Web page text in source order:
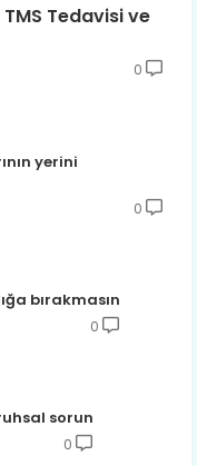
TMS Tedavisi ve
0
yerini
0
bırakmasın
0
sorun
0